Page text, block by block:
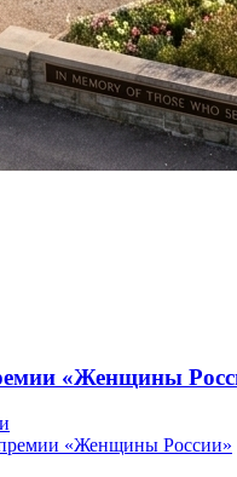
«Женщины
премии «Женщины России»